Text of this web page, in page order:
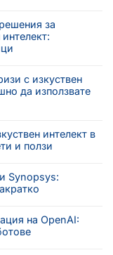
за
с изкуствен
да използвате
интелект в
и ползи
Synopsys:
на OpenAI: